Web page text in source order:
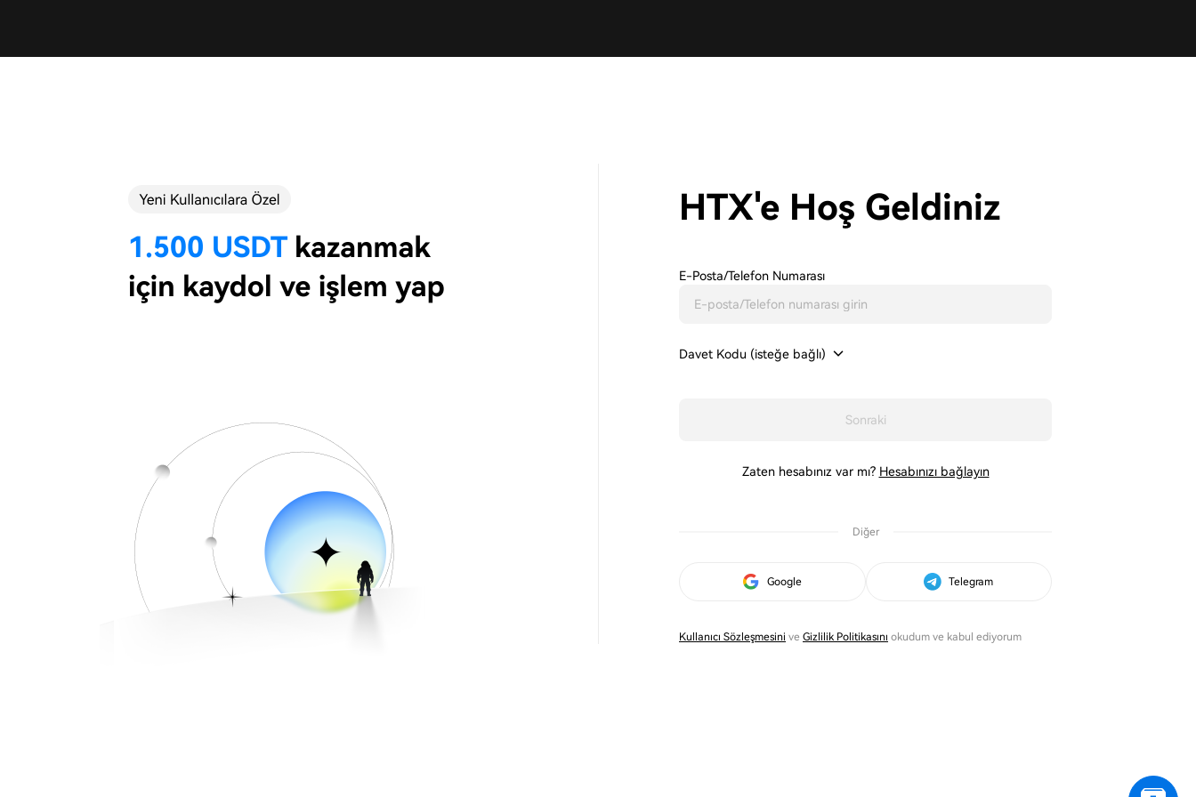
HTX'e Hoş Geldiniz
E-Posta/Telefon Numarası
Davet Kodu (isteğe bağlı)
Sonraki
Zaten hesabınız var mı? Hesabınızı bağlayın
Diğer
Google Telegram
Kullanıcı Sözleşmesini ve Gizlilik Politikasını okudum ve kabul ediyorum